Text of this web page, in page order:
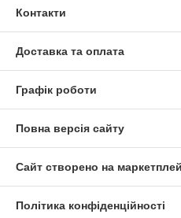
Контакти
Доставка та оплата
Графік роботи
Повна версія сайту
Сайт створено на
Політика конфіденційності